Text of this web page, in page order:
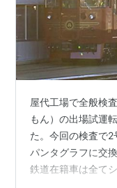
屋代工場で全般検
もん）の出場試運
た。今回の検査で
パンタグラフに交
鉄道在籍車は全て